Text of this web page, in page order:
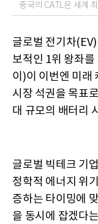
중국의 CATL은 세계
글로벌 전기차
보적인 1위 왕좌
이)이 이번엔 미래
시장 석권을 목표
대 규모의 배터리
글로벌 빅테크 기
정학적 에너지 위
증하는 타이밍에
을 동시에 잡겠다